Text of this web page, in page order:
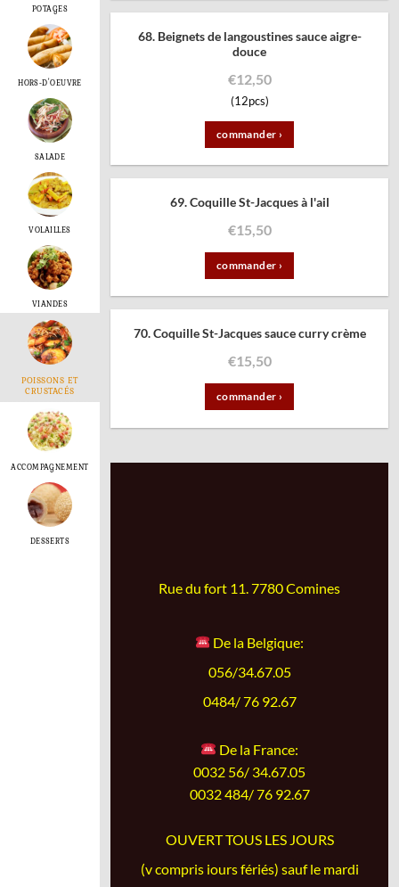
POTAGES
HORS-D'OEUVRE
SALADE
VOLAILLES
VIANDES
POISSONS ET
CRUSTACÉS
ACCOMPAGNEMENT
DESSERTS
68. Beignets de langoustines sauce aigre-
douce
€12,50
(12pcs)
commander ›
69. Coquille St-Jacques à l'ail
€15,50
commander ›
70. Coquille St-Jacques sauce curry crème
€15,50
commander ›
Rue du fort 11. 7780 Comines
De la Belgique:
056/34.67.05
0484/ 76 92.67
De la France:
0032 56/ 34.67.05
0032 484/ 76 92.67
OUVERT TOUS LES JOURS
(v compris iours fériés) sauf le mardi